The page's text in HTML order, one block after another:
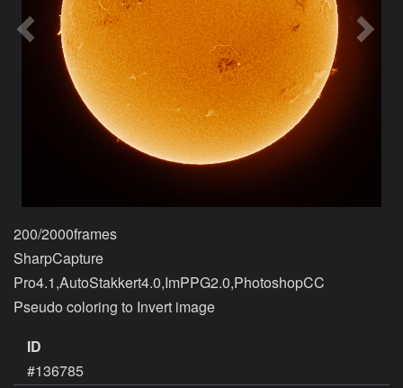
200/2000frames
SharpCapture
Pro4.1,AutoStakkert4.0,ImPPG2.0,PhotoshopCC
ID
#136785